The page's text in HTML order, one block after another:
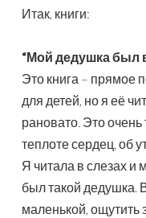
Итак, книги:
“Мой дедушка был
Это книга – прямое
для детей, но я её
рановато. Это очень
теплоте сердец, об
Я читала в слезах и
был такой дедушка.
маленькой, ощутить